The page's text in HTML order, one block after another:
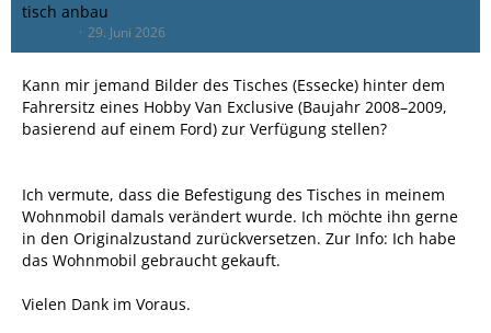
tisch anbau
29. Juni 2026
Kann mir jemand Bilder des Tisches (Essecke) hinter dem
Fahrersitz eines Hobby Van Exclusive (Baujahr 2008–2009,
basierend auf einem Ford) zur Verfügung stellen?
Ich vermute, dass die Befestigung des Tisches in meinem
Wohnmobil damals verändert wurde. Ich möchte ihn gerne
in den Originalzustand zurückversetzen. Zur Info: Ich habe
das Wohnmobil gebraucht gekauft.
Vielen Dank im Voraus.